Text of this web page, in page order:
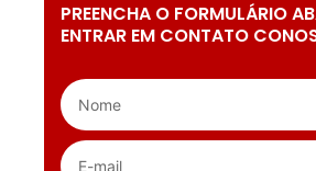
PREENCHA O FORMULÁRIO
ENTRAR EM CONTATO